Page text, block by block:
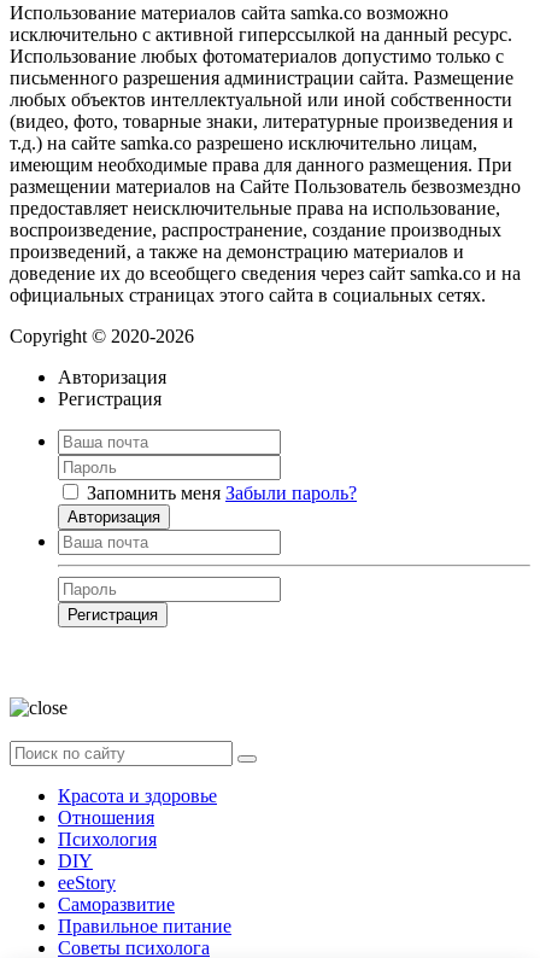
Использование материалов сайта samka.co возможно
исключительно с активной гиперссылкой на данный ресурс.
Использование любых фотоматериалов допустимо только с
письменного разрешения администрации сайта. Размещение
любых объектов интеллектуальной или иной собственности
(видео, фото, товарные знаки, литературные произведения и
т.д.) на сайте samka.co разрешено исключительно лицам,
имеющим необходимые права для данного размещения. При
размещении материалов на Сайте Пользователь безвозмездно
предоставляет неисключительные права на использование,
воспроизведение, распространение, создание производных
произведений, а также на демонстрацию материалов и
доведение их до всеобщего сведения через сайт samka.co и на
официальных страницах этого сайта в социальных сетях.
Copyright © 2020-2026
Авторизация
Регистрация
Запомнить меня Забыли пароль?
Авторизация
Регистрация
Красота и здоровье
Отношения
Психология
DIY
ееStory
Саморазвитие
Правильное питание
Советы психолога